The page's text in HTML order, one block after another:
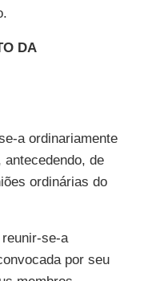
DA
a ordinariamente
de
ordinárias do
se-a
por seu